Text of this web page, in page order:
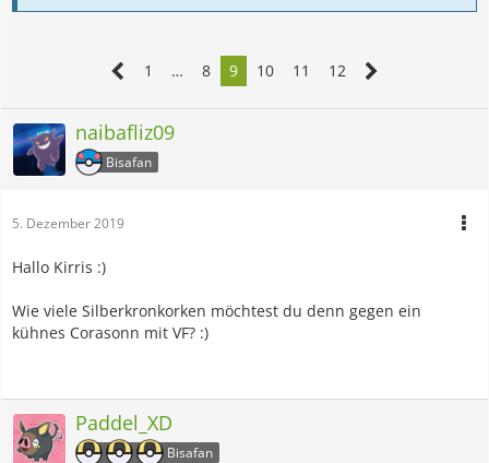
1 … 8 9 10 11 12
naibafliz09
Bisafan
5. Dezember 2019
Hallo Kirris :)
Wie viele Silberkronkorken möchtest du denn gegen ein
kühnes Corasonn mit VF? :)
Paddel_XD
Bisafan